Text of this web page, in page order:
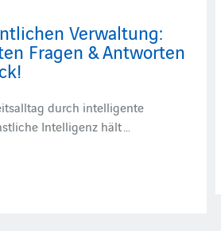
Verwaltung:
Fragen & Antworten
durch intelligente
Intelligenz hält …